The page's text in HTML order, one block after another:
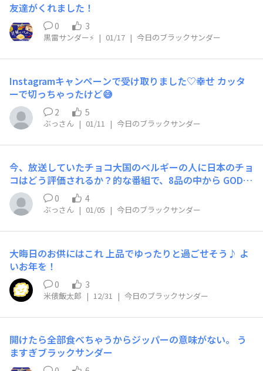
友達がくれました！
0 3
黒雷サンダー⚡️ | 01/17 | 今日のブラックサンダー
Instagramキャンペーンで受け取りました♡幸せ カッタ
ーで切っちゃったけど😅
2 5
ぶっさん | 01/11 | 今日のブラックサンダー
今、放送していたチョコ大国のベルギーの人に日本のチョ
コはどう評価されるか？的な番組で、8品の中から GODIV
☆本店の店長さんの選んだのが、 なんと、、ブラックサ
ンダーでした╰(´︶`)╯ わぁ！超すごい！ 他のは酷評で
したが、好き…って言っていたのを見て家族が食べたい今
ブラックサンダー食べたい！と笑😆 今、同点1位なので、
ベルギーのチョコ1位との対決で、なんと、2対1で、ブラ
ックサンダーが選ばれました╰(´︶`)╯ 凄いです✨ 明日
箱買いしてきます🤣
0 4
ぶっさん | 01/05 | 今日のブラックサンダー
大晦日のお供にはこれ 上品でゆったりと過ごせそう♪ よ
いお年を！
0 3
米俵飯太郎 | 12/31 | 今日のブラックサンダー
開けたら全部食べちゃうからジッパーの意味がない。 う
ますぎブラックサンダー